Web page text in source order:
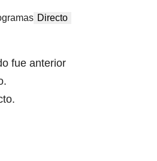
Directo
fue anterior